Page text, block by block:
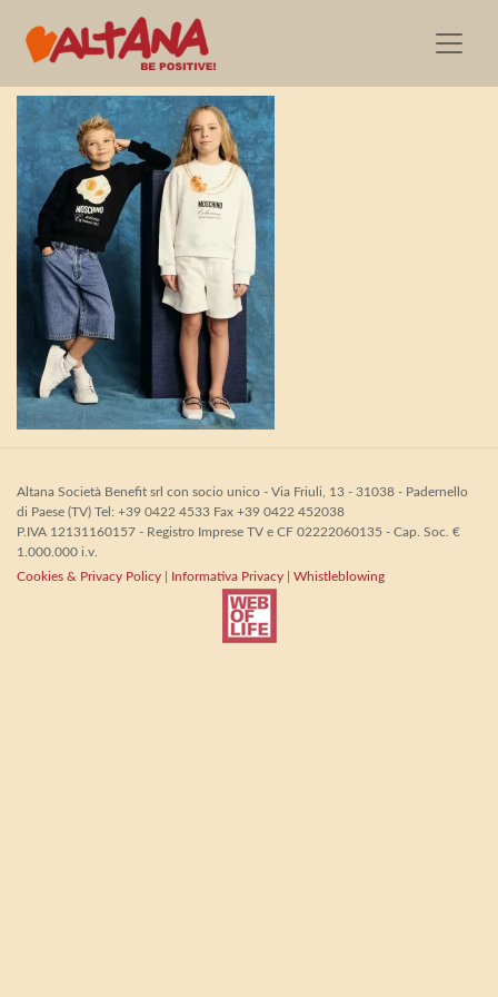
Moschino_BKT_SS25_2
Altana Società Benefit srl con socio unico - Via Friuli, 13 - 31038 - Padernello
di Paese (TV) Tel: +39 0422 4533 Fax +39 0422 452038
P.IVA 12131160157 - Registro Imprese TV e CF 02222060135 - Cap. Soc. €
1.000.000 i.v.
Cookies & Privacy Policy
Informativa Privacy Whistleblowing